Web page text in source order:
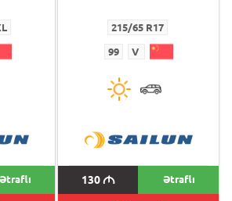
Ətraflı
215/65 R17
99 V
130M Ətraflı